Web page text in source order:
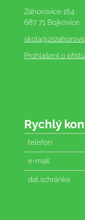
Záhorovice 164
687 71 Bojkovice
skola
Prohlášení o
Rychlý
telefon:
e-mail:
dat.schránka